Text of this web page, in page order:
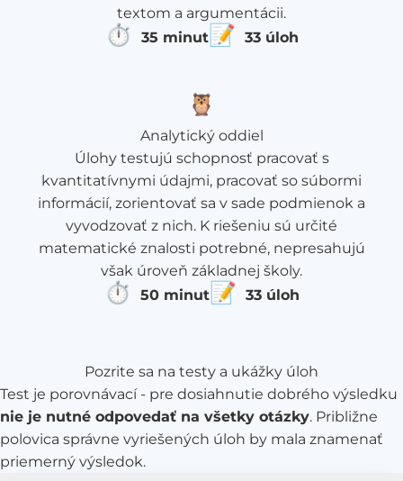
textom a argumentácii.
⏱ 35 minut📝 33 úloh
🦉
Analytický oddiel
Úlohy testujú schopnosť pracovať s
kvantitatívnymi údajmi, pracovať so súbormi
informácií, zorientovať sa v sade podmienok a
vyvodzovať z nich. K riešeniu sú určité
matematické znalosti potrebné, nepresahujú
však úroveň základnej školy.
⏱ 50 minut📝 33 úloh
Pozrite sa na testy a ukážky úloh
Test je porovnávací - pre dosiahnutie dobrého výsledku
nie je nutné odpovedať na všetky otázky. Približne
polovica správne vyriešených úloh by mala znamenať
priemerný výsledok.